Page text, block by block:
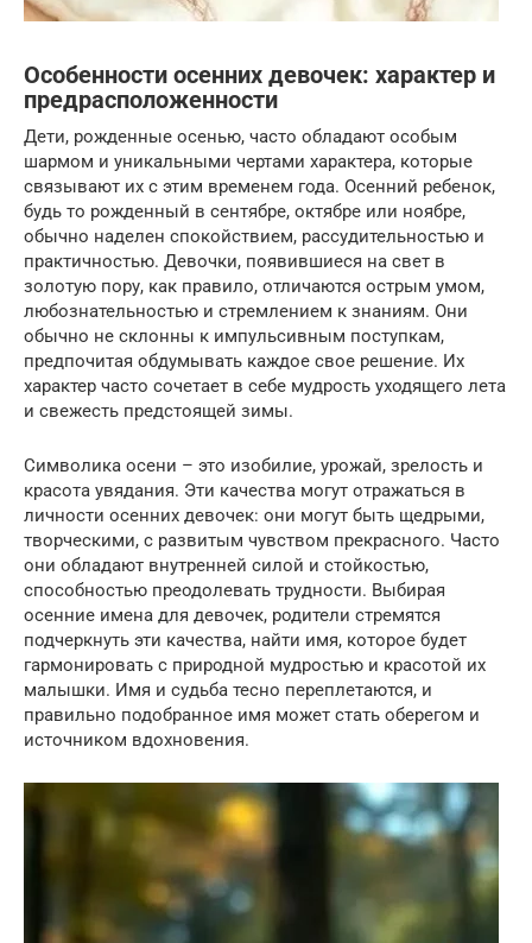
Особенности осенних девочек: характер и
предрасположенности
Дети, рожденные осенью, часто обладают особым
шармом и уникальными чертами характера, которые
связывают их с этим временем года. Осенний ребенок,
будь то рожденный в сентябре, октябре или ноябре,
обычно наделен спокойствием, рассудительностью и
практичностью. Девочки, появившиеся на свет в
золотую пору, как правило, отличаются острым умом,
любознательностью и стремлением к знаниям. Они
обычно не склонны к импульсивным поступкам,
предпочитая обдумывать каждое свое решение. Их
характер часто сочетает в себе мудрость уходящего лета
и свежесть предстоящей зимы.
Символика осени – это изобилие, урожай, зрелость и
красота увядания. Эти качества могут отражаться в
личности осенних девочек: они могут быть щедрыми,
творческими, с развитым чувством прекрасного. Часто
они обладают внутренней силой и стойкостью,
способностью преодолевать трудности. Выбирая
осенние имена для девочек, родители стремятся
подчеркнуть эти качества, найти имя, которое будет
гармонировать с природной мудростью и красотой их
малышки. Имя и судьба тесно переплетаются, и
правильно подобранное имя может стать оберегом и
источником вдохновения.